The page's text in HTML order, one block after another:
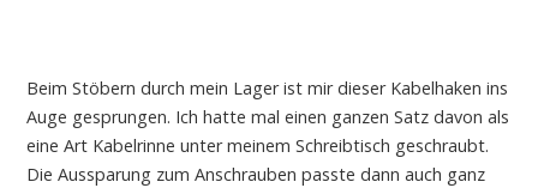
Beim Stöbern durch mein Lager ist mir dieser Kabelhaken ins
Auge gesprungen. Ich hatte mal einen ganzen Satz davon als
eine Art Kabelrinne unter meinem Schreibtisch geschraubt.
Die Aussparung zum Anschrauben passte dann auch ganz